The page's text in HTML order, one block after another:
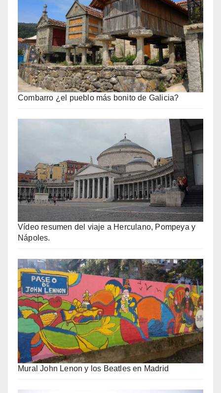
Combarro ¿el pueblo más bonito de Galicia?
Vídeo resumen del viaje a Herculano, Pompeya y
Nápoles.
Mural John Lenon y los Beatles en Madrid